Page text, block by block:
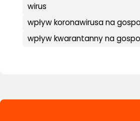
wirus
wpływ koronawirusa na
wpływ kwarantanny na